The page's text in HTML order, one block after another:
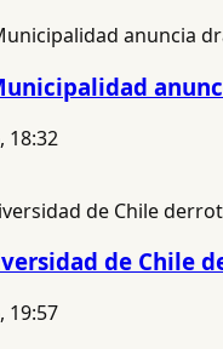
18:32
de Chile
19:57